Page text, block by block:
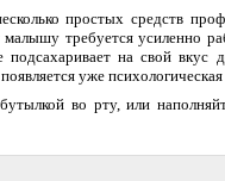
простых средств
малышу требуется усиленно
подсахаривает на свой
уже
во рту, или